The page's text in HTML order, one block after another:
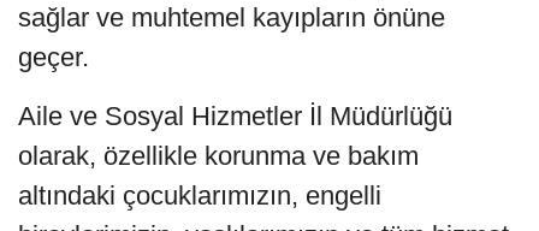
sağlar ve muhtemel kayıpların önüne
geçer.
Aile ve Sosyal Hizmetler İl Müdürlüğü
olarak, özellikle korunma ve bakım
altındaki çocuklarımızın, engelli